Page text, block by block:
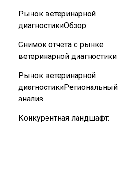
Рынок ветеринарной
диагностикиОбзор
Снимок отчета о рынке
ветеринарной диагностики
Рынок ветеринарной
диагностикиРегиональный
анализ
Конкурентная ландшафт: